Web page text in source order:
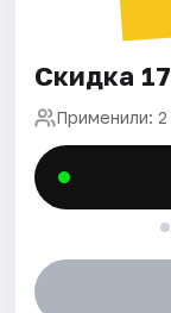
Скидка
Применили: 2